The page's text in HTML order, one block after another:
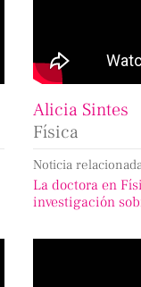
Alicia Sintes
Física
Noticia
La doctora en
investigación